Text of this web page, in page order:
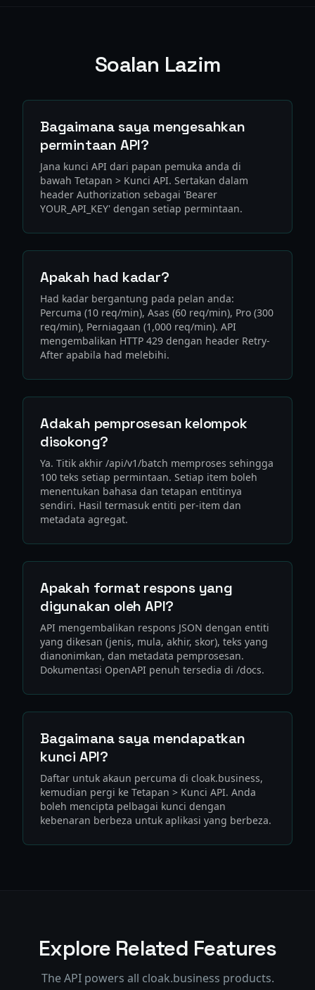
Soalan Lazim
Bagaimana saya mengesahkan
permintaan API?
Jana kunci API dari papan pemuka anda di
bawah Tetapan > Kunci API. Sertakan dalam
header Authorization sebagai 'Bearer
YOUR_API_KEY' dengan setiap permintaan.
Apakah had kadar?
Had kadar bergantung pada pelan anda:
Percuma (10 req/min), Asas (60 req/min), Pro (300
req/min), Perniagaan (1,000 req/min). API
mengembalikan HTTP 429 dengan header Retry-
After apabila had melebihi.
Adakah pemprosesan kelompok
disokong?
Ya. Titik akhir /api/v1/batch memproses sehingga
100 teks setiap permintaan. Setiap item boleh
menentukan bahasa dan tetapan entitinya
sendiri. Hasil termasuk entiti per-item dan
metadata agregat.
Apakah format respons yang
digunakan oleh API?
API mengembalikan respons JSON dengan entiti
yang dikesan (jenis, mula, akhir, skor), teks yang
dianonimkan, dan metadata pemprosesan.
Dokumentasi OpenAPI penuh tersedia di /docs.
Bagaimana saya mendapatkan
kunci API?
Daftar untuk akaun percuma di cloak.business,
kemudian pergi ke Tetapan > Kunci API. Anda
boleh mencipta pelbagai kunci dengan
kebenaran berbeza untuk aplikasi yang berbeza.
Explore Related Features
The API powers all cloak.business products.